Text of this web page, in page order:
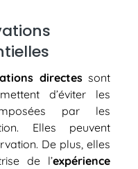
directessont
d’éviter les
par les
Elles peuvent
De plus, elles
de l’expérience